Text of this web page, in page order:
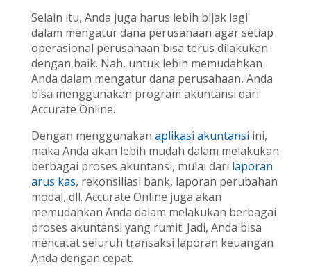
Selain itu, Anda juga harus lebih bijak lagi
dalam mengatur dana perusahaan agar setiap
operasional perusahaan bisa terus dilakukan
dengan baik. Nah, untuk lebih memudahkan
Anda dalam mengatur dana perusahaan, Anda
bisa menggunakan program akuntansi dari
Accurate Online.
Dengan menggunakan aplikasi akuntansi ini,
maka Anda akan lebih mudah dalam melakukan
berbagai proses akuntansi, mulai dari laporan
arus kas, rekonsiliasi bank, laporan perubahan
modal, dll. Accurate Online juga akan
memudahkan Anda dalam melakukan berbagai
proses akuntansi yang rumit. Jadi, Anda bisa
mencatat seluruh transaksi laporan keuangan
Anda dengan cepat.